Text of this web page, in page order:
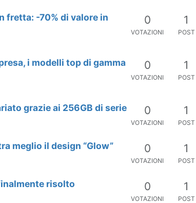
fretta: -70% di valore in
0
VOTAZIONI
1
POST
i modelli top di gamma
0
VOTAZIONI
1
POST
grazie ai 256GB di serie 0
VOTAZIONI
1
POST
meglio il design “Glow” 0
VOTAZIONI
1
POST
risolto 0
VOTAZIONI
1
POST